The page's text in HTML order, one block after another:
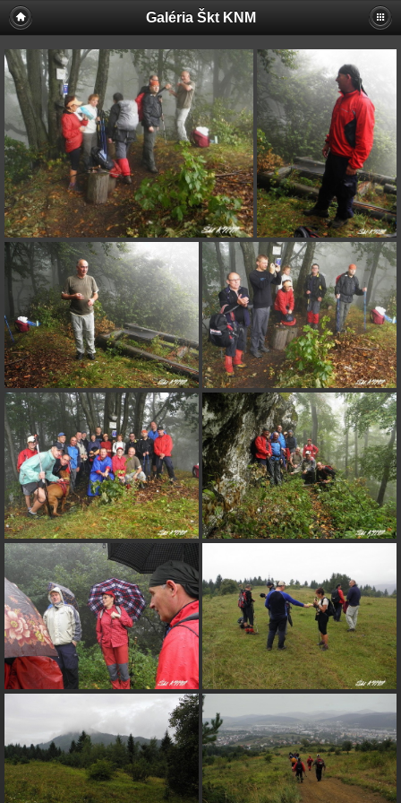
Galéria Škt KNM